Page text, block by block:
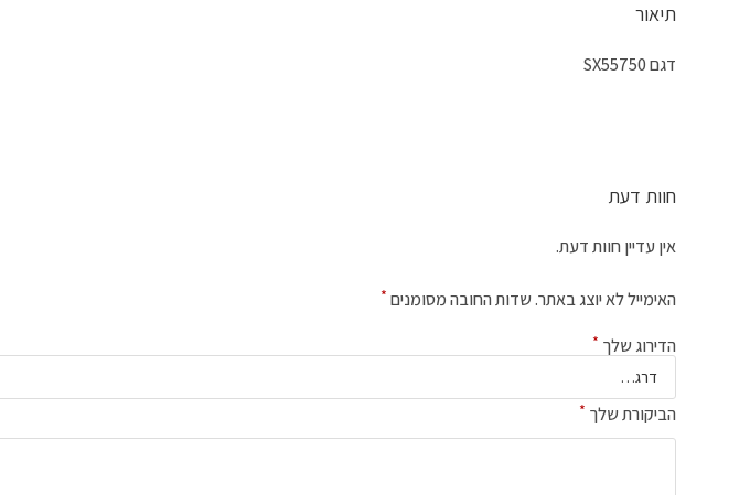
תיאור
דגם SX55750
חוות דעת
אין עדיין חוות דעת.
האימייל לא יוצג באתר.שדות החובה מסומנים *
הדירוג שלך *
הביקורת שלך *